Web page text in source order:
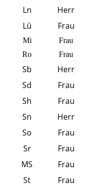
Ln
Herr
Lü
Frau
Mi Frau
Ro
Frau
Sb Herr
Sd
Frau
Sh
Frau
Sn
Herr
So
Frau
Sr
Frau
MS
Frau
St
Frau